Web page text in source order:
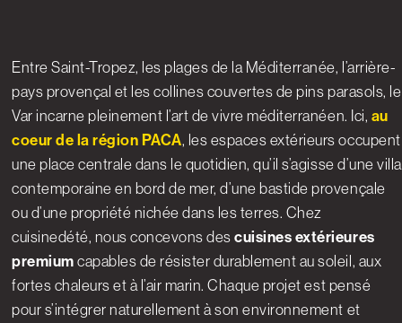
Entre Saint-Tropez, les plages de la Méditerranée, l’arrière-
pays provençal et les collines couvertes de pins parasols, le
Var incarne pleinement l’art de vivre méditerranéen. Ici, au
coeur de la région PACA, les espaces extérieurs occupent
une place centrale dans le quotidien, qu’il s’agisse d’une villa
contemporaine en bord de mer, d’une bastide provençale
ou d’une propriété nichée dans les terres. Chez
cuisinedété, nous concevons descuisines extérieures
premiumcapables de résister durablement au soleil, aux
fortes chaleurs et à l’air marin. Chaque projet est pensé
pour s’intégrer naturellement à son environnement et